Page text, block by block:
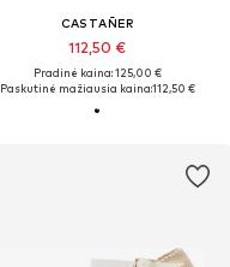
CASTAÑER
112,50 €
Pradinė kaina: 125,00 €
Paskutinė mažiausia kaina:112,50 €